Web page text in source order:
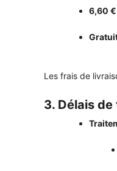
6,60 €
Les frais de
3. Délais